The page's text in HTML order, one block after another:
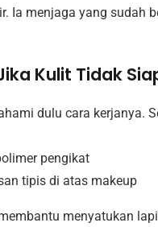
Ia menjaga yang sudah
Kulit Tidak
dulu cara kerjanya.
pengikat
tipis di atas makeup
menyatukan